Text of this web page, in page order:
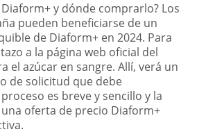
y dónde comprarlo? Los
pueden beneficiarse de un
de Diaform+ en 2024. Para
a la página web oficial del
el azúcar en sangre. Allí, verá un
de solicitud que debe
es breve y sencillo y la
oferta de precio Diaform+